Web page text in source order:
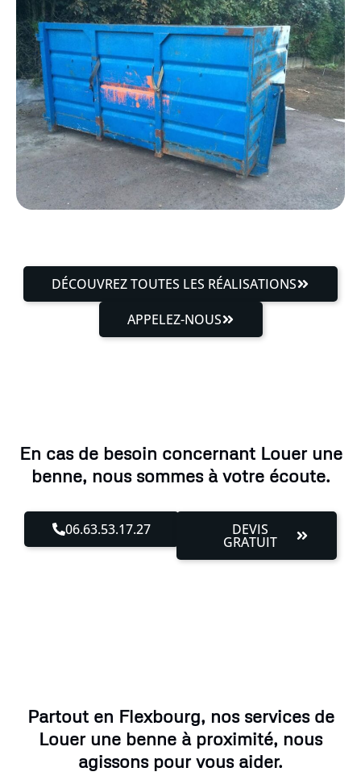
DÉCOUVREZ TOUTES LES RÉALISATIONS
APPELEZ-NOUS
En cas de besoin concernant Louer une
benne, nous sommes à votre écoute.
06.63.53.17.27 DEVIS
GRATUIT
Partout en Flexbourg, nos services de
Louer une benne à proximité, nous
agissons pour vous aider.